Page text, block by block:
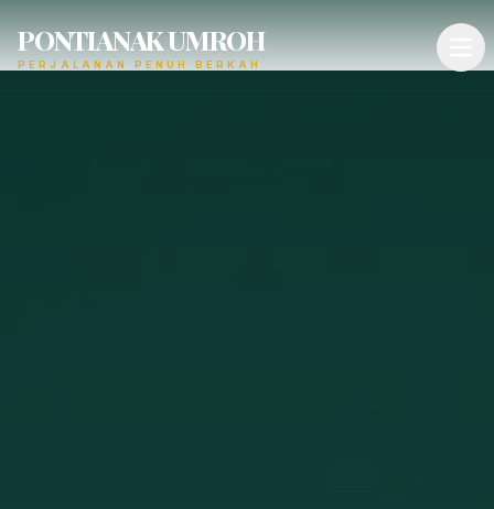
PONTIANAK UMROH
PERJALANAN PENUH BERKAH